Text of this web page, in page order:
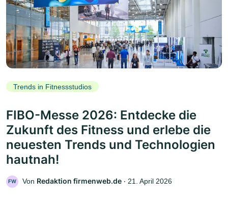
Trends in Fitnessstudios
FIBO-Messe 2026: Entdecke die
Zukunft des Fitness und erlebe die
neuesten Trends und Technologien
hautnah!
FW Von Redaktion firmenweb.de ‧ 21. April 2026